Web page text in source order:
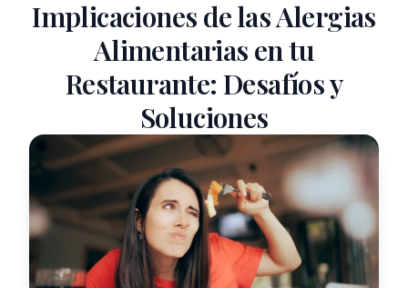
Implicaciones de las Alergias
Alimentarias en tu
Restaurante: Desafíos y
Soluciones